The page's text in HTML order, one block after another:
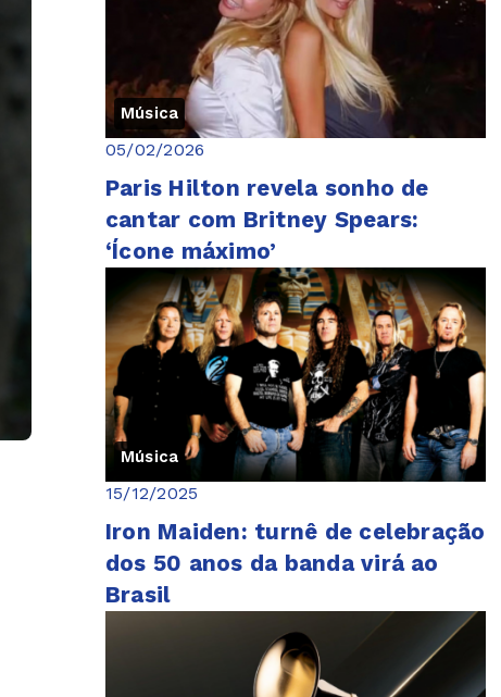
Música
05/02/2026
Paris Hilton revela sonho de
cantar com Britney Spears:
‘Ícone máximo’
Música
15/12/2025
Iron Maiden: turnê de celebração
dos 50 anos da banda virá ao
Brasil